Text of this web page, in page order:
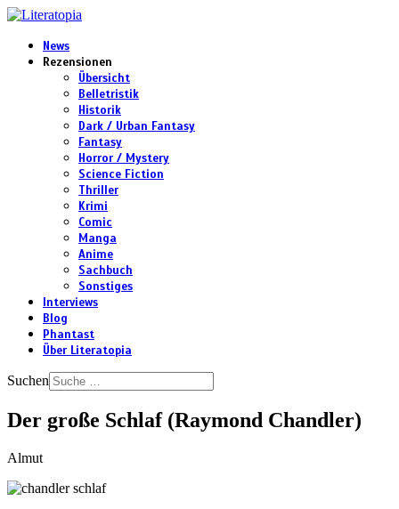
News
Rezensionen
Übersicht
Belletristik
Historik
Dark / Urban Fantasy
Fantasy
Horror / Mystery
Science Fiction
Thriller
Krimi
Comic
Manga
Anime
Sachbuch
Sonstiges
Interviews
Blog
Phantast
Über Literatopia
Suchen
Der große Schlaf (Raymond Chandler)
Almut